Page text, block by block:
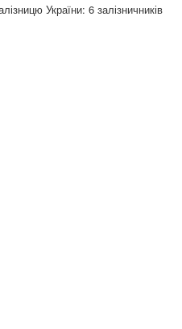
України: 6 залізничників